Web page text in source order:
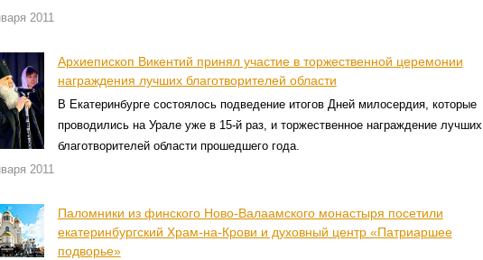
2011
Архиепископ Викентий принял участие в торжественной церемонии
награждения лучших благотворителей области
В Екатеринбурге состоялось подведение итогов Дней милосердия, которые
проводились на Урале уже в 15-й раз, и торжественное награждение лучших
благотворителей области прошедшего года.
2011
Паломники из финского Ново-Валаамского монастыря посетили
екатеринбургский Храм-на-Крови и духовный центр «Патриаршее
подворье»